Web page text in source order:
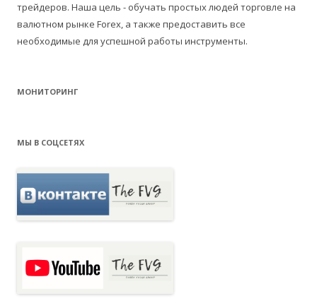
трейдеров. Наша цель - обучать простых людей торговле на
валютном рынке Forex, а также предоставить все
необходимые для успешной работы инструменты.
МОНИТОРИНГ
МЫ В СОЦСЕТЯХ